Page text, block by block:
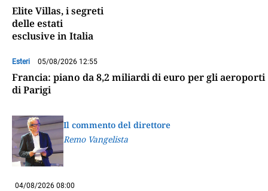
Elite Villas, i segreti
delle estati
esclusive in Italia
Esteri 05/08/2026 12:55
Francia: piano da 8,2 miliardi di euro per gli aeroporti
di Parigi
Il commento del direttore
Remo Vangelista
04/08/2026 08:00